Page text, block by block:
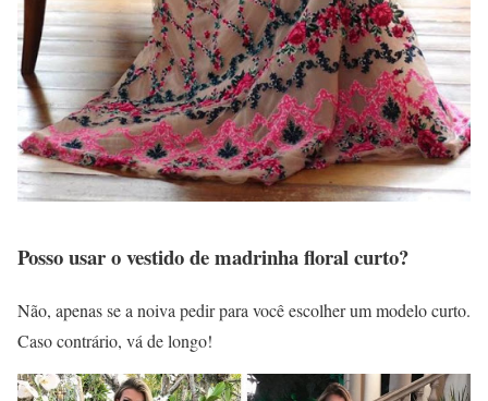
Posso usar o vestido de madrinha floral curto?
Não, apenas se a noiva pedir para você escolher um modelo curto.
Caso contrário, vá de longo!